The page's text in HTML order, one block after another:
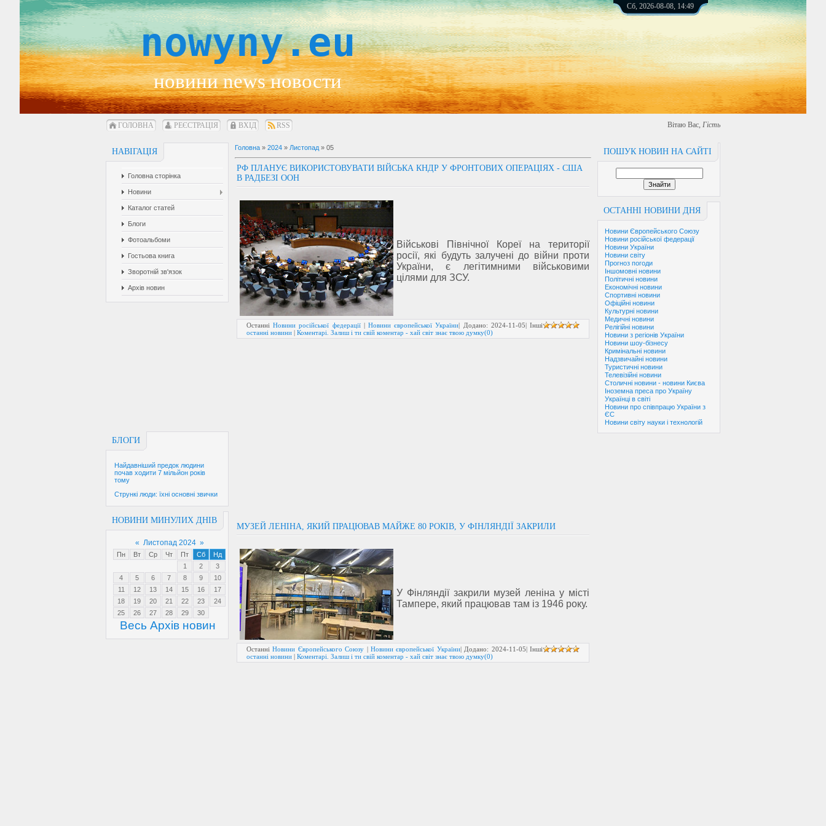
nowyny.eu
новини news новости
Сб, 2026-08-08, 14:49
ГОЛОВНА РЕЄСТРАЦІЯ ВХІД RSS Вітаю Вас, Гість
НАВІГАЦІЯ
Головна сторінка
Новини
Каталог статей
Блоги
Фотоальбоми
Гостьова книга
Зворотній зв'язок
Архів новин
БЛОГИ
Найдавніший предок людини
почав ходити 7 мільйон років
тому
Стрункі люди: їхні основні звички
НОВИНИ МИНУЛИХ ДНІВ
« Листопад 2024 »
Пн Вт Ср Чт Пт Сб
Нд
1
2
3
4
5 6 7 8 9
10
11
12 13 14 15 16
17
18
19 20 21 22 23
24
25
26 27 28 29 30
Весь Архів новин
ПОШУК НОВИН НА САЙТІ
ОСТАННІ НОВИНИ ДНЯ
Новини Європейського Союзу
Новини російської федерації
Новини України
Новини світу
Прогноз погоди
Іншомовні новини
Політичні новини
Економічні новини
Спортивні новини
Офіційні новини
Культурні новини
Медичні новини
Релігійні новини
Новини з регіонів України
Новини шоу-бізнесу
Кримінальні новини
Надзвичайні новини
Туристичні новини
Телевізійні новини
Столичні новини - новини Києва
Іноземна преса про Україну
Українці в світі
Новини про співпрацю України з
ЄС
Новини світу науки і технологій
Головна » 2024 » Листопад » 05
РФ ПЛАНУЄ ВИКОРИСТОВУВАТИ ВІЙСЬКА КНДР У ФРОНТОВИХ ОПЕРАЦІЯХ - США
В РАДБЕЗІ ООН
Військові Північної Кореї на території
росії, які будуть залучені до війни проти
України, є легітимними військовими
цілями для ЗСУ.
ОстанніНовини російської федерації|Новини європейської України| Додано: 2024-11-05| Інші
останні новини | Коментарі. Залиш і ти свій коментар - хай світ знає твою думку(0)
МУЗЕЙ ЛЕНІНА, ЯКИЙ ПРАЦЮВАВ МАЙЖЕ 80 РОКІВ, У ФІНЛЯНДІЇ ЗАКРИЛИ
У Фінляндії закрили музей леніна у місті
Тампере, який працював там із 1946 року.
ОстанніНовини Європейського Союзу |Новини європейської України| Додано: 2024-11-05| Інші
останні новини | Коментарі. Залиш і ти свій коментар - хай світ знає твою думку(0)